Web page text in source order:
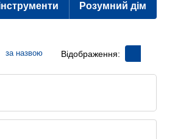
Розумний дім
за назвою Відображення: